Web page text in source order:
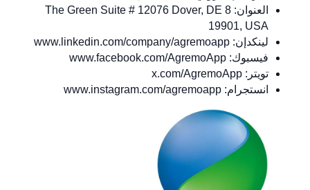
العنوان: 8 The Green Suite # 12076 Dover, DE
19901, USA
لينكدإن: www.linkedin.com/company/agremoapp
فيسبوك: www.facebook.com/AgremoApp
تويتر: x.com/AgremoApp
انستجرام: www.instagram.com/agremoapp